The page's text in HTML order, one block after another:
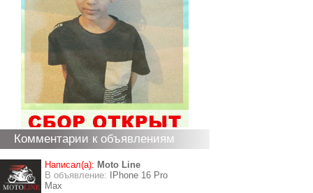
Комментарии к объявлениям
Написал(а): Moto Line
В объявление:
IPhone 16 Pro
Max